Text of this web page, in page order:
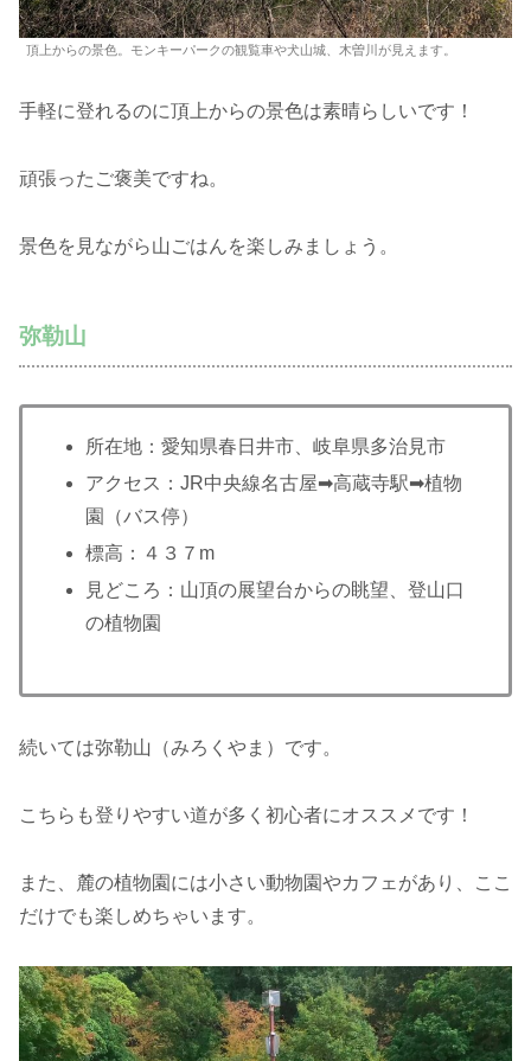
頂上からの景色。モンキーパークの観覧車や犬山城、木曽川が見えます。
手軽に登れるのに頂上からの景色は素晴らしいです！
頑張ったご褒美ですね。
景色を見ながら山ごはんを楽しみましょう。
弥勒山
所在地：愛知県春日井市、岐阜県多治見市
アクセス：JR中央線名古屋➡︎高蔵寺駅➡︎植物
園（バス停）
標高：４３７m
見どころ：山頂の展望台からの眺望、登山口
の植物園
続いては弥勒山（みろくやま）です。
こちらも登りやすい道が多く初心者にオススメです！
また、麓の植物園には小さい動物園やカフェがあり、ここ
だけでも楽しめちゃいます。